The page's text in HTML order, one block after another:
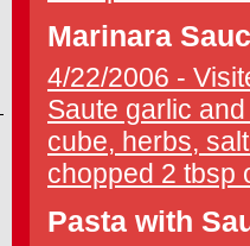
Marinara
4/22/2006 -
Saute garlic
cube, herbs,
chopped 2 tbsp
Pasta with